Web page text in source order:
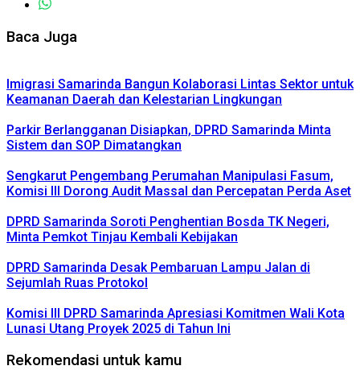
Baca Juga
Imigrasi Samarinda Bangun Kolaborasi Lintas Sektor untuk
Keamanan Daerah dan Kelestarian Lingkungan
Parkir Berlangganan Disiapkan, DPRD Samarinda Minta
Sistem dan SOP Dimatangkan
Sengkarut Pengembang Perumahan Manipulasi Fasum,
Komisi III Dorong Audit Massal dan Percepatan Perda Aset
DPRD Samarinda Soroti Penghentian Bosda TK Negeri,
Minta Pemkot Tinjau Kembali Kebijakan
DPRD Samarinda Desak Pembaruan Lampu Jalan di
Sejumlah Ruas Protokol
Komisi III DPRD Samarinda Apresiasi Komitmen Wali Kota
Lunasi Utang Proyek 2025 di Tahun Ini
Rekomendasi untuk kamu